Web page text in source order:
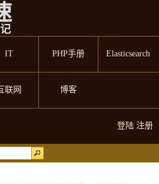
IT PHP手册 Elasticsearch
联网 博客
登陆 注册